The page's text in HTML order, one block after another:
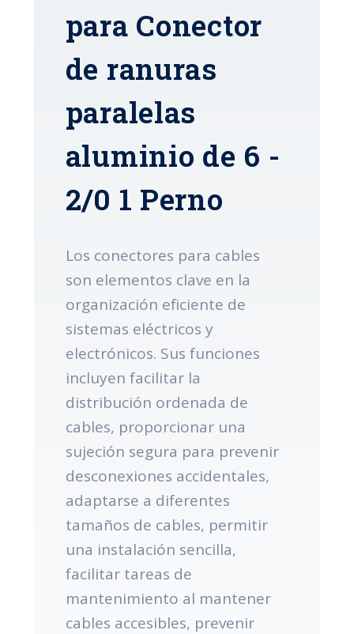
para Conector
de ranuras
paralelas
aluminio de 6 -
2/0 1 Perno
Los conectores para cables
son elementos clave en la
organización eficiente de
sistemas eléctricos y
electrónicos. Sus funciones
incluyen facilitar la
distribución ordenada de
cables, proporcionar una
sujeción segura para prevenir
desconexiones accidentales,
adaptarse a diferentes
tamaños de cables, permitir
una instalación sencilla,
facilitar tareas de
mantenimiento al mantener
cables accesibles, prevenir